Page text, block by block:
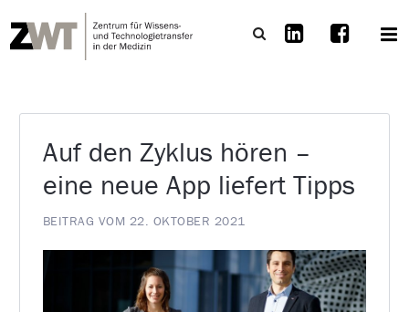
Auf den Zyklus hören –
eine neue App liefert Tipps
BEITRAG VOM 22. OKTOBER 2021